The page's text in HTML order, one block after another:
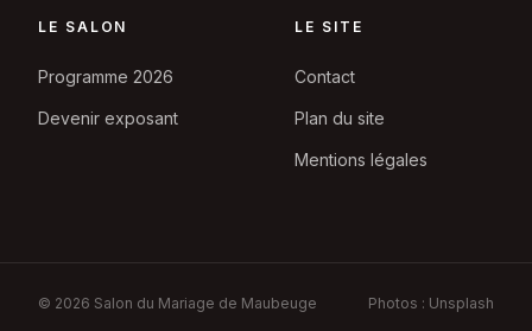
LE SALON
Programme 2026
Devenir exposant
LE SITE
Contact
Plan du site
Mentions légales
© 2026 Salon du Mariage de Maubeuge Photos : Unsplash